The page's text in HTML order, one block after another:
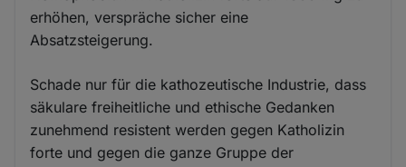
erhöhen, verspräche sicher eine
Absatzsteigerung.
Schade nur für die kathozeutische Industrie, dass
säkulare freiheitliche und ethische Gedanken
zunehmend resistent werden gegen Katholizin
forte und gegen die ganze Gruppe der